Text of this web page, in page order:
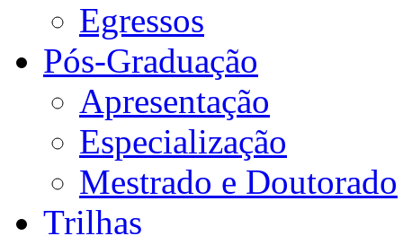
Egressos
Pós-Graduação
Apresentação
Especialização
Mestrado e Doutorado
Trilhas